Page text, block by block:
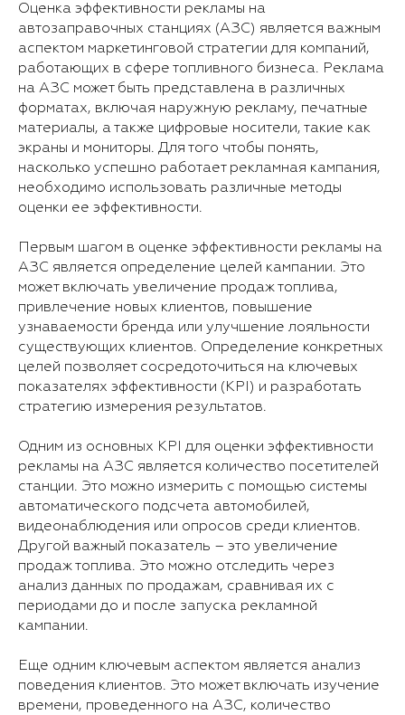
Оценка эффективности рекламы на
автозаправочных станциях (АЗС) является важным
аспектом маркетинговой стратегии для компаний,
работающих в сфере топливного бизнеса. Реклама
на АЗС может быть представлена в различных
форматах, включая наружную рекламу, печатные
материалы, а также цифровые носители, такие как
экраны и мониторы. Для того чтобы понять,
насколько успешно работает рекламная кампания,
необходимо использовать различные методы
оценки ее эффективности.
Первым шагом в оценке эффективности рекламы на
АЗС является определение целей кампании. Это
может включать увеличение продаж топлива,
привлечение новых клиентов, повышение
узнаваемости бренда или улучшение лояльности
существующих клиентов. Определение конкретных
целей позволяет сосредоточиться на ключевых
показателях эффективности (KPI) и разработать
стратегию измерения результатов.
Одним из основных KPI для оценки эффективности
рекламы на АЗС является количество посетителей
станции. Это можно измерить с помощью системы
автоматического подсчета автомобилей,
видеонаблюдения или опросов среди клиентов.
Другой важный показатель – это увеличение
продаж топлива. Это можно отследить через
анализ данных по продажам, сравнивая их с
периодами до и после запуска рекламной
кампании.
Еще одним ключевым аспектом является анализ
поведения клиентов. Это может включать изучение
времени, проведенного на АЗС, количество